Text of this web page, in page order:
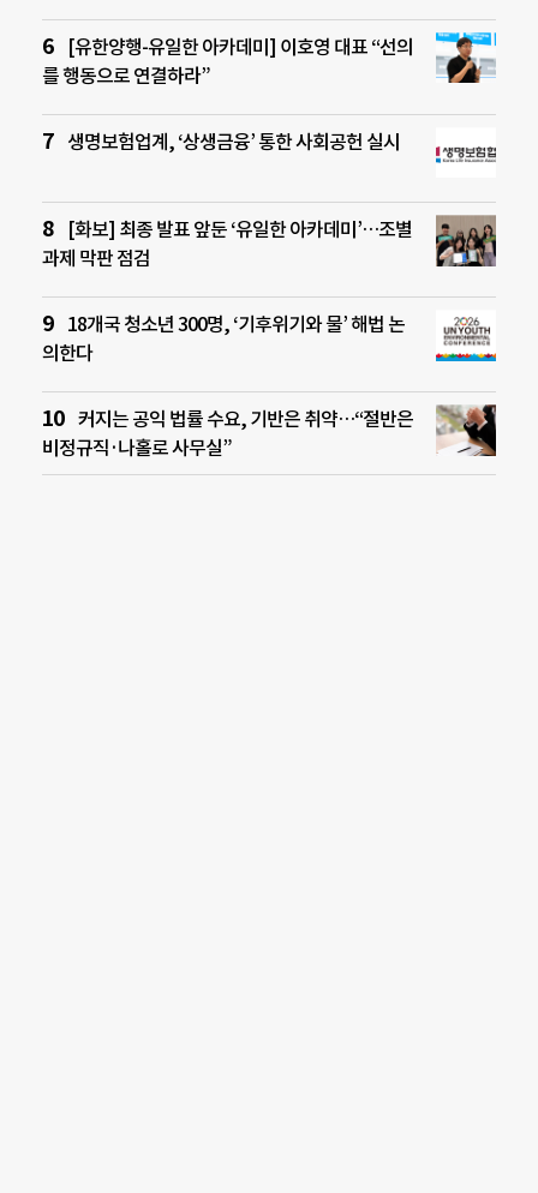
[유한양행-유일한 아카데미] 이호영 대표 “선의
를 행동으로 연결하라”
생명보험업계, ‘상생금융’ 통한 사회공헌 실시
[화보] 최종 발표 앞둔 ‘유일한 아카데미’…조별
과제 막판 점검
18개국 청소년 300명, ‘기후위기와 물’ 해법 논
의한다
커지는 공익 법률 수요, 기반은 취약…“절반은
비정규직·나홀로 사무실”